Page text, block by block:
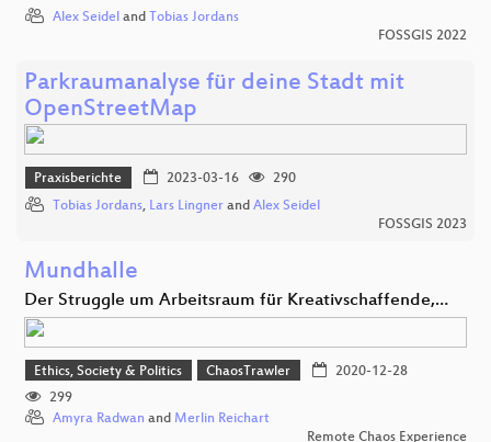
Alex Seidel and Tobias Jordans
FOSSGIS 2022
Parkraumanalyse für deine Stadt mit
OpenStreetMap
Praxisberichte 2023-03-16
290
Tobias Jordans, Lars Lingner and Alex Seidel
FOSSGIS 2023
Mundhalle
Der Struggle um Arbeitsraum für Kreativschaffende,…
Ethics, Society & Politics ChaosTrawler
2020-12-28
299
Amyra Radwan and Merlin Reichart
Remote Chaos Experience